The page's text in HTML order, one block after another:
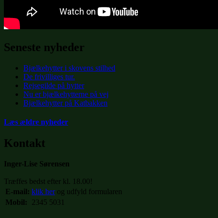
Seneste nyheder
Bjælkehytter i skovens stilhed
De frivilliges tur.
Rejsegilde på hytter
Nu er bjælkehytterne på vej
Bjælkehytter på Katbakken
Læs ældre nyheder
Kontakt
Inger-Lise Sørensen
Træffes bedst efter kl. 18.00!
E-mail: klik herog udfyld formularen
Mobil:
2345 5031